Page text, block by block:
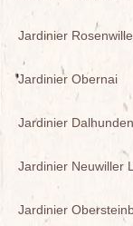
Jardinier
Jardinier Obernai
Jardinier Dalhunden
Jardinier Neuwiller
Jardinier